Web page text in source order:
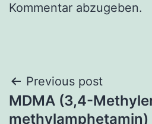
Kommentar abzugeben.
Beitrags-
Navigation
Previous post
MDMA (3,4-
methylamphetamin)